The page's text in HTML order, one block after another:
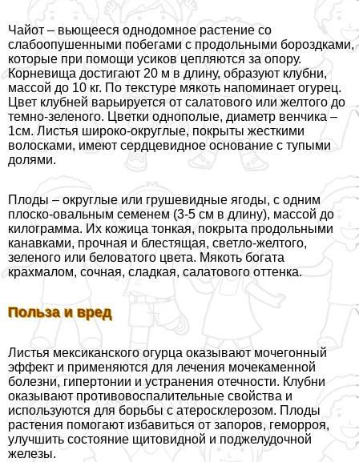
Чайот – вьющееся однодомное растение со
слабоопушенными побегами с продольными бороздками,
которые при помощи усиков цепляются за опору.
Корневища достигают 20 м в длину, образуют клубни,
массой до 10 кг. По текстуре мякоть напоминает огурец.
Цвет клубней варьируется от салатового или желтого до
темно-зеленого. Цветки однополые, диаметр венчика –
1см. Листья широко-округлые, покрыты жесткими
волосками, имеют сердцевидное основание с тупыми
долями.
Плоды – округлые или грушевидные ягоды, с одним
плоско-овальным семенем (3-5 см в длину), массой до
килограмма. Их кожица тонкая, покрыта продольными
канавками, прочная и блестящая, светло-желтого,
зеленого или беловатого цвета. Мякоть богата
крахмалом, сочная, сладкая, салатового оттенка.
Польза и вред
Листья мексиканского огурца оказывают мочегонный
эффект и применяются для лечения мочекаменной
болезни, гипертонии и устранения отечности. Клубни
оказывают противовоспалительные свойства и
используются для борьбы с атеросклерозом. Плоды
растения помогают избавиться от запоров, геморроя,
улучшить состояние щитовидной и поджелудочной
железы.